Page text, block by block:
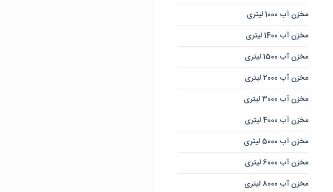
مخزن آب 1000 لیتری
مخزن آب 1400 لیتری
مخزن آب 1500 لیتری
مخزن آب 2000 لیتری
مخزن آب 3000 لیتری
مخزن آب 4000 لیتری
مخزن آب 5000 لیتری
مخزن آب 6000 لیتری
مخزن آب 8000 لیتری